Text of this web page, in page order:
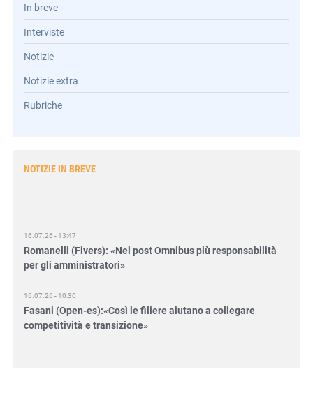
In breve
Interviste
Notizie
Notizie extra
Rubriche
NOTIZIE IN BREVE
Romanelli (Fivers): «Nel post Omnibus più responsabilità
per gli amministratori»
Fasani (Open-es):«Così le filiere aiutano a collegare
competitività e transizione»